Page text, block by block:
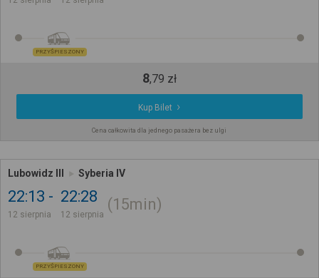
PRZYŚPIESZONY
8,79 zł
Kup Bilet
Cena całkowita dla jednego pasażera bez ulgi
Lubowidz III Syberia IV
22:13
12 sierpnia
22:28
12 sierpnia
15min
PRZYŚPIESZONY